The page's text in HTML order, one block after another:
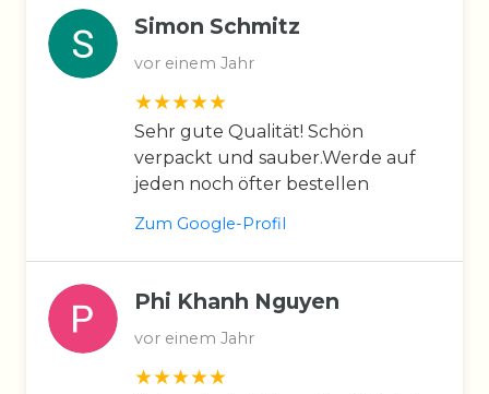
Simon Schmitz
vor einem Jahr
Sehr gute Qualität! Schön
verpackt und sauber.Werde auf
jeden noch öfter bestellen
Zum Google-Profil
Phi Khanh Nguyen
vor einem Jahr